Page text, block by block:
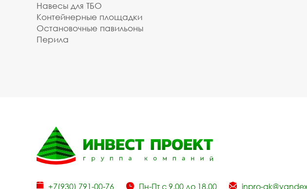
Навесы для ТБО
Контейнерные площадки
Остановочные павильоны
Перила
+7(930) 791-00-76 Пн-Пт с 9.00 до 18.00 inpro-